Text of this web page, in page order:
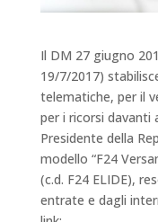
Il DM 27 giugno
19/7/2017)
telematiche, per il
per i ricorsi davanti
Presidente della
modello “F24
(c.d. F24 ELIDE),
entrate e dagli